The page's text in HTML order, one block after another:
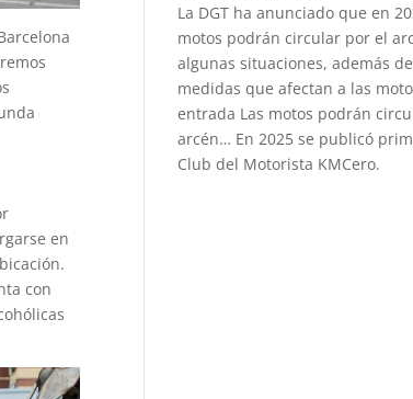
en
con
La DGT ha anunciado que en
motos podrán circular por el
algunas situaciones, además
medidas que afectan a las
entrada Las motos podrán
arcén… En 2025 se publicó
Club del Motorista KMCero.